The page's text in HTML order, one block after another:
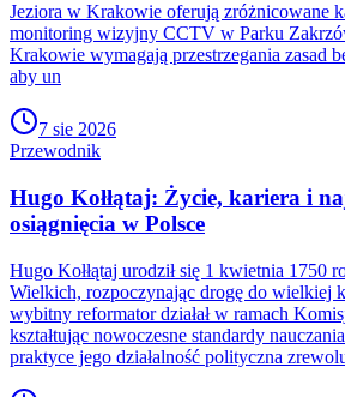
Jeziora w Krakowie oferują zróżnicowane
monitoring wizyjny CCTV w Parku
Krakowie wymagają przestrzegania zasad
aby un
7 sie 2026
Przewodnik
Hugo Kołłątaj: Życie, kariera i
osiągnięcia w Polsce
Hugo Kołłątaj urodził się 1 kwietnia 1750
Wielkich, rozpoczynając drogę do wielkiej
wybitny reformator działał w ramach
kształtując nowoczesne standardy
praktyce jego działalność polityczna